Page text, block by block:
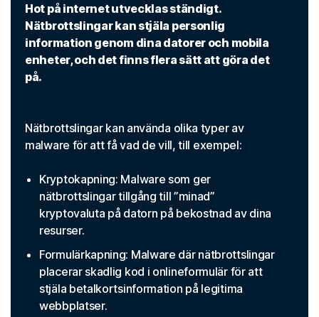
Hot på internet utvecklas ständigt.
Nätbrottslingar kan stjäla personlig
information genom dina datorer och mobila
enheter, och det finns flera sätt att göra det
på.
Nätbrottslingar kan använda olika typer av
malware för att få vad de vill, till exempel:
Kryptokapning: Malware som ger
nätbrottslingar tillgång till ”minad”
kryptovaluta på datorn på bekostnad av dina
resurser.
Formulärkapning: Malware där nätbrottslingar
placerar skadlig kod i onlineformulär för att
stjäla betalkortsinformation på legitima
webbplatser.